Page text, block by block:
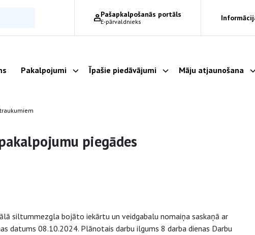
Pašapkalpošanās portāls
E-pārvaldnieks
Pakalpojumi Parādīt apakšizvēlni
Īpašie piedāvājumi Parādīt apakšizvēlni
Māju atjaunošana
piegādes
siltummezgla bojāto iekārtu un veidgabalu nomaiņa saskaņā ar
datums 08.10.2024. Plānotais darbu ilgums 8 darba dienas Darbu